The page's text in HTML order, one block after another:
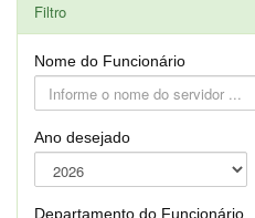
Filtro
Nome do Funcionário
Ano desejado
Departamento do Funcionário